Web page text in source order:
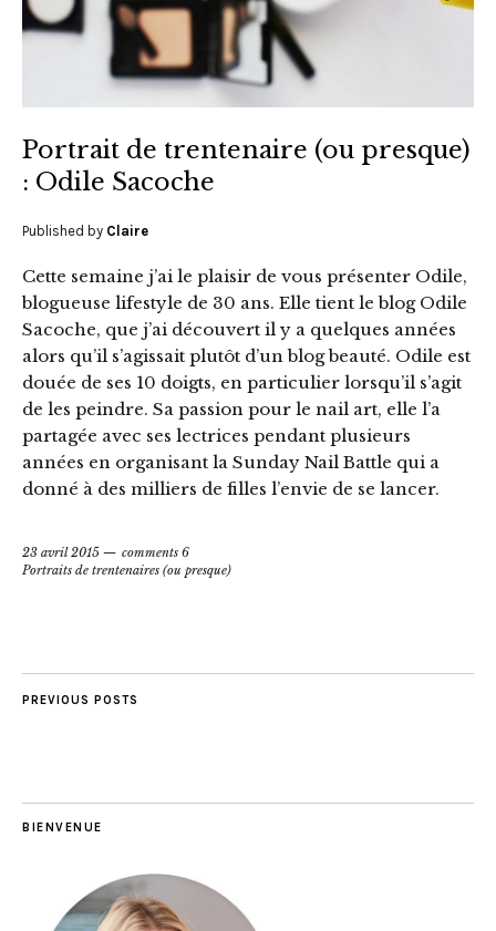
Portrait de trentenaire (ou presque)
: Odile Sacoche
Published by Claire
Cette semaine j’ai le plaisir de vous présenter Odile,
blogueuse lifestyle de 30 ans. Elle tient le blog Odile
Sacoche, que j’ai découvert il y a quelques années
alors qu’il s’agissait plutôt d’un blog beauté. Odile est
douée de ses 10 doigts, en particulier lorsqu’il s’agit
de les peindre. Sa passion pour le nail art, elle l’a
partagée avec ses lectrices pendant plusieurs
années en organisant la Sunday Nail Battle qui a
donné à des milliers de filles l’envie de se lancer.
23 avril 2015
comments 6
Portraits de trentenaires (ou presque)
PREVIOUS POSTS
BIENVENUE